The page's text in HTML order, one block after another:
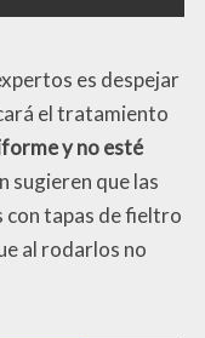
es despejar
el tratamiento
y no esté
sugieren que las
con tapas de fieltro
al rodarlos no